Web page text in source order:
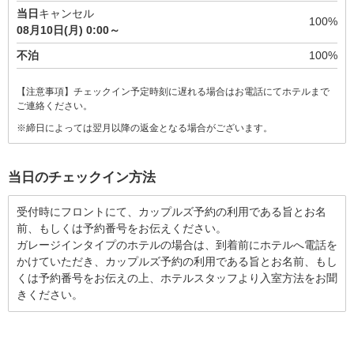
当日 キャンセル
08月10日(月) 0:00～
100%
不泊 100%
【注意事項】チェックイン予定時刻に遅れる場合はお電話にてホテルまで
ご連絡ください。
※締日によっては翌月以降の返金となる場合がございます。
当日のチェックイン方法
受付時にフロントにて、カップルズ予約の利用である旨とお名
前、もしくは予約番号をお伝えください。
ガレージインタイプのホテルの場合は、到着前にホテルへ電話を
かけていただき、カップルズ予約の利用である旨とお名前、もし
くは予約番号をお伝えの上、ホテルスタッフより入室方法をお聞
きください。